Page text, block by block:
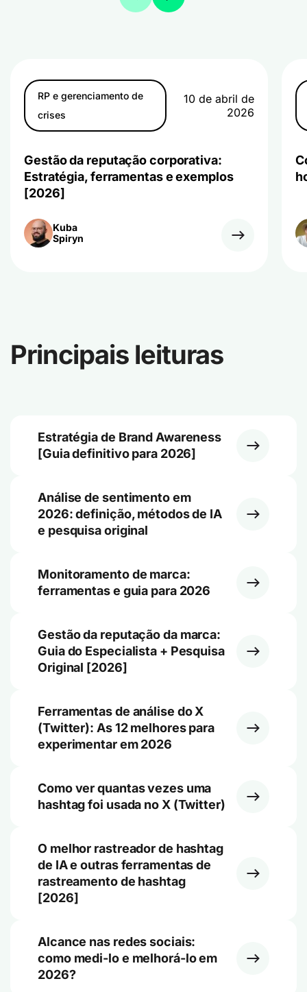
RP e gerenciamento de
crises
10 de abril de
2026
Gestão da reputação corporativa:
Estratégia, ferramentas e exemplos
[2026]
Kuba
Spiryn
Principais leituras
Estratégia de Brand Awareness
[Guia definitivo para 2026]
Análise de sentimento em
2026: definição, métodos de IA
e pesquisa original
Monitoramento de marca:
ferramentas e guia para 2026
Gestão da reputação da marca:
Guia do Especialista + Pesquisa
Original [2026]
Ferramentas de análise do X
(Twitter): As 12 melhores para
experimentar em 2026
Como ver quantas vezes uma
hashtag foi usada no X (Twitter)
O melhor rastreador de hashtag
de IA e outras ferramentas de
rastreamento de hashtag
[2026]
Alcance nas redes sociais:
como medi-lo e melhorá-lo em
2026?